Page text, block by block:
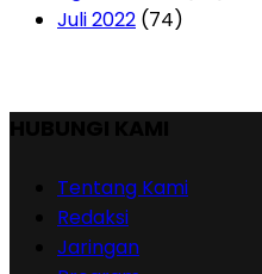
Juli 2022 (74)
Tentang Kami
Redaksi
Jaringan